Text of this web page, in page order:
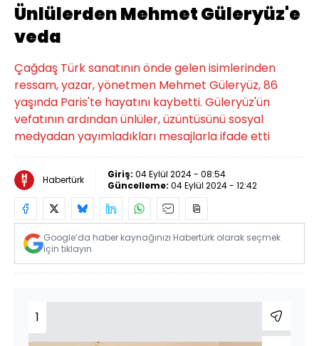
Ünlülerden Mehmet Güleryüz'e
veda
Çağdaş Türk sanatının önde gelen isimlerinden
ressam, yazar, yönetmen Mehmet Güleryüz, 86
yaşında Paris'te hayatını kaybetti. Güleryüz'ün
vefatının ardından ünlüler, üzüntüsünü sosyal
medyadan yayımladıkları mesajlarla ifade etti
Habertürk Giriş: 04 Eylül 2024 - 08:54
Güncelleme: 04 Eylül 2024 - 12:42
Google’da haber kaynağınızı Habertürk olarak seçmek
için tıklayın
1